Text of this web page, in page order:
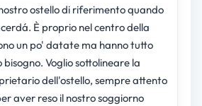
ostello di riferimento quando
È proprio nel centro della
un po' datate ma hanno tutto
Voglio sottolineare la
dell'ostello, sempre attento
aver reso il nostro soggiorno